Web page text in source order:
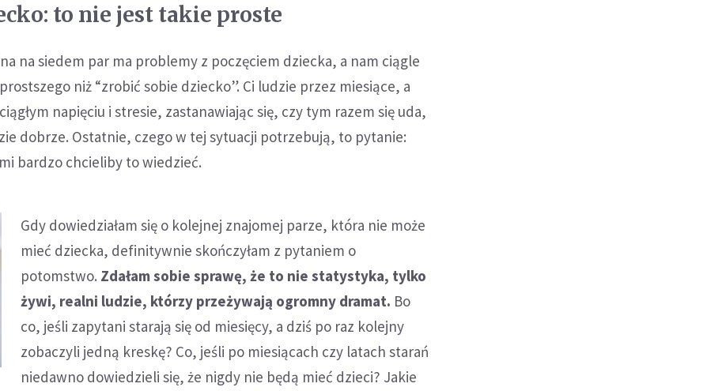
to nie jest takie proste
na siedem par ma problemy z poczęciem dziecka, a nam ciągle
niż “zrobić sobie dziecko”. Ci ludzie przez miesiące, a
napięciu i stresie, zastanawiając się, czy tym razem się uda,
dobrze. Ostatnie, czego w tej sytuacji potrzebują, to pytanie:
bardzo chcieliby to wiedzieć.
Gdy dowiedziałam się o kolejnej znajomej parze, która nie może
mieć dziecka, definitywnie skończyłam z pytaniem o
potomstwo. Zdałam sobie sprawę, że to nie statystyka, tylko
żywi, realni ludzie, którzy przeżywają ogromny dramat. Bo
co, jeśli zapytani starają się od miesięcy, a dziś po raz kolejny
zobaczyli jedną kreskę? Co, jeśli po miesiącach czy latach starań
niedawno dowiedzieli się, że nigdy nie będą mieć dzieci? Jakie